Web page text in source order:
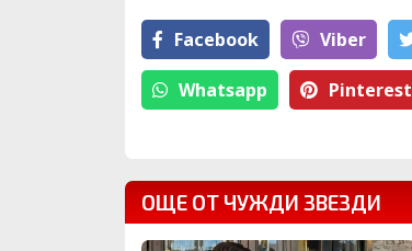
Facebook Viber
Whatsapp Pinterest
ОЩЕ ОТ ЧУЖДИ ЗВЕЗДИ